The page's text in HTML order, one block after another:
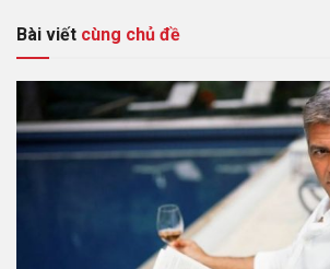
Bài viết cùng chủ đề